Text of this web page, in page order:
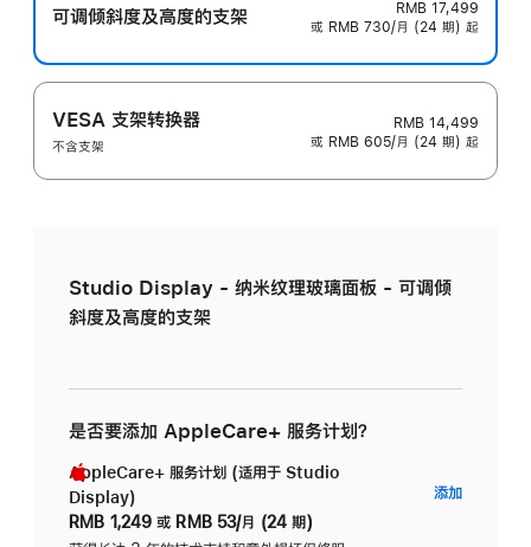
可调倾斜度及高‍度的支‍架
RMB 17,499
或 RMB 730/月 (24 期) 起
VESA 支架转换器
不含支架
RMB 14,499
或 RMB 605/月 (24 期) 起
Studio Display - 纳米纹理玻璃面板 - 可调倾
斜度及高度的支架
是否要添加 AppleCare+ 服务计划？
AppleCare+ 服务计划 (适用于 Studio
Display)
RMB 1,249 或 RMB 53/月 (24 期)
添加